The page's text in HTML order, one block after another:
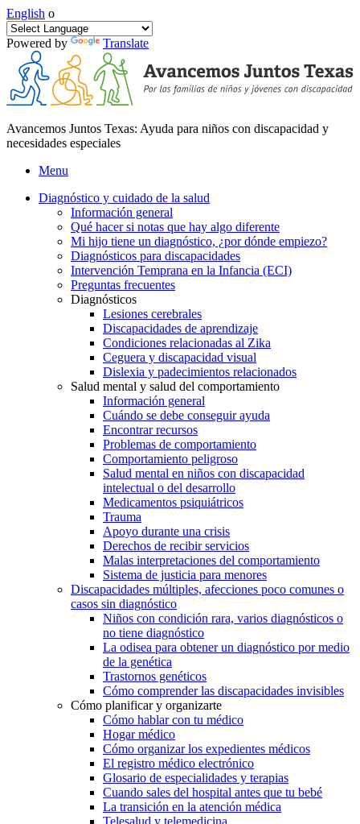
English o
Powered by Translate
Avancemos Juntos Texas: Ayuda para niños con discapacidad y
necesidades especiales
Menu
Diagnóstico y cuidado de la salud
Información general
Qué hacer si notas que hay algo diferente
Mi hijo tiene un diagnóstico, ¿por dónde empiezo?
Diagnósticos para discapacidades
Intervención Temprana en la Infancia (ECI)
Preguntas frecuentes
Diagnósticos
Lesiones cerebrales
Discapacidades de aprendizaje
Condiciones relacionadas al Zika
Ceguera y discapacidad visual
Dislexia y padecimientos relacionados
Salud mental y salud del comportamiento
Información general
Cuándo se debe conseguir ayuda
Encontrar recursos
Problemas de comportamiento
Comportamiento peligroso
Salud mental en niños con discapacidad
intelectual o del desarrollo
Medicamentos psiquiátricos
Trauma
Apoyo durante una crisis
Derechos de recibir servicios
Malas interpretaciones del comportamiento
Sistema de justicia para menores
Discapacidades múltiples, afecciones poco comunes o
casos sin diagnóstico
Niños con condición rara, varios diagnósticos o
no tiene diagnóstico
La odisea para obtener un diagnóstico por medio
de la genética
Trastornos genéticos
Cómo comprender las discapacidades invisibles
Cómo planificar y organizarte
Cómo hablar con tu médico
Hogar médico
Cómo organizar los expedientes médicos
El registro médico electrónico
Glosario de especialidades y terapias
Cuando sales del hospital antes que tu bebé
La transición en la atención médica
Telesalud y telemedicina